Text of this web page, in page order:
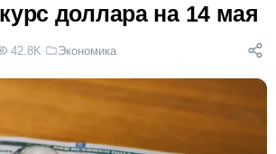
доллара на 14 мая
42.8K· Экономика